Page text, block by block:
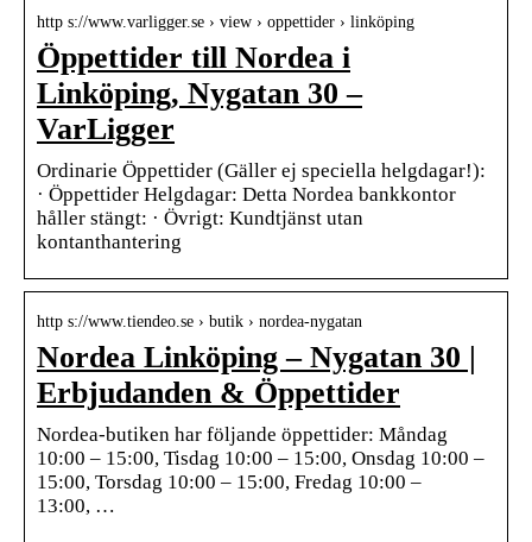
http s://www.varligger.se › view › oppettider › linköping
Öppettider till Nordea i
Linköping, Nygatan 30 –
VarLigger
Ordinarie Öppettider (Gäller ej speciella helgdagar!):
· Öppettider Helgdagar: Detta Nordea bankkontor
håller stängt: · Övrigt: Kundtjänst utan
kontanthantering
http s://www.tiendeo.se › butik › nordea-nygatan
Nordea Linköping – Nygatan 30 |
Erbjudanden & Öppettider
Nordea-butiken har följande öppettider: Måndag
10:00 – 15:00, Tisdag 10:00 – 15:00, Onsdag 10:00 –
15:00, Torsdag 10:00 – 15:00, Fredag 10:00 –
13:00, …